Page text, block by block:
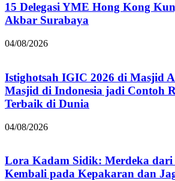
15 Delegasi YME Hong Kong
Akbar Surabaya
04/08/2026
Istighotsah IGIC 2026 di Masjid
Masjid di Indonesia jadi Contoh
Terbaik di Dunia
04/08/2026
Lora Kadam Sidik: Merdeka
Kembali pada Kepakaran dan